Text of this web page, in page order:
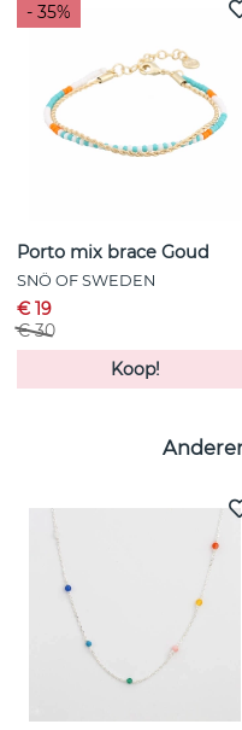
- 35%
Porto mix brace Goud
SNÖ OF SWEDEN
€ 19
€ 30
Koop!